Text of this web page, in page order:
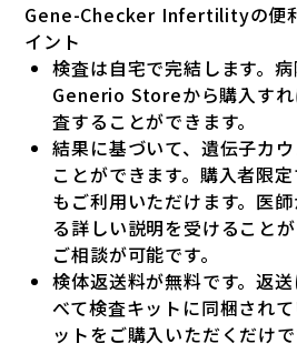
Gene-Checker Infertilityの便
イント
検査は自宅で完結します。病
Generio Storeから購入す
査することができます。
結果に基づいて、遺伝子カ
ことができます。購入者限
もご利用いただけます。医
る詳しい説明を受けること
ご相談が可能です。
検体返送料が無料です。返
べて検査キットに同梱され
ットをご購入いただくだけで